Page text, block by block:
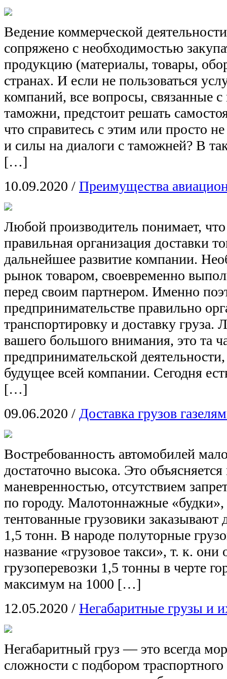
Ведение коммерческой
сопряжено с необходимостью
продукцию (материалы, товары,
странах. И если не пользоваться
компаний, все вопросы, связанные
таможни, предстоит решать
что справитесь с этим или просто
и силы на диалоги с таможней? В
[…]
10.09.2020 / Преимущества
Любой производитель понимает,
правильная организация доставки
дальнейшее развитие компании.
рынок товаром, своевременно
перед своим партнером. Именно
предпринимательстве правильно
транспортировку и доставку груза.
вашего большого внимания, это та
предпринимательской
будущее всей компании. Сегодня
[…]
09.06.2020 / Доставка грузов
Востребованность автомобилей
достаточно высока. Это
маневренностью, отсутствием
по городу. Малотоннажные
тентованные грузовики заказывают
1,5 тонн. В народе полуторные
название «грузовое такси», т. к.
грузоперевозки 1,5 тонны в черте
максимум на 1000 […]
12.05.2020 / Негабаритные грузы и
Негабаритный груз — это всегда
сложности с подбором траспортного